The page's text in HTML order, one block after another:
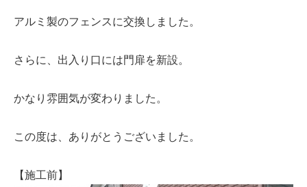
アルミ製のフェンスに交換しました。
さらに、出入り口には門扉を新設。
かなり雰囲気が変わりました。
この度は、ありがとうございました。
【施工前】